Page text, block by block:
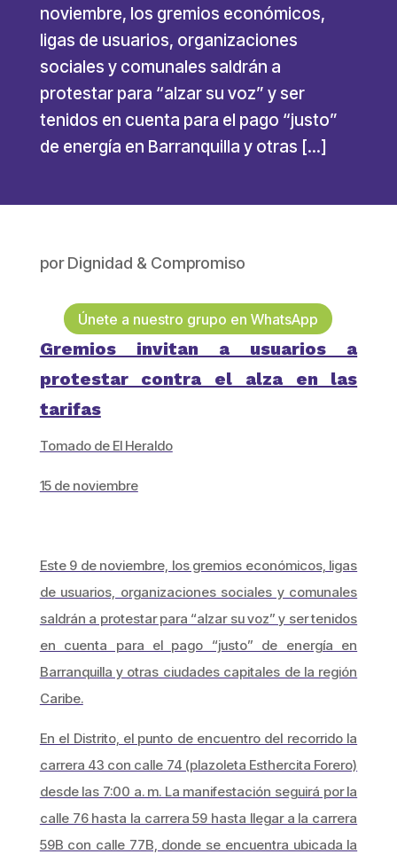
noviembre, los gremios económicos,
ligas de usuarios, organizaciones
sociales y comunales saldrán a
protestar para “alzar su voz” y ser
tenidos en cuenta para el pago “justo”
de energía en Barranquilla y otras […]
porDignidad & Compromiso
Únete a nuestro grupo en WhatsApp
Gremios invitan a usuarios a
protestar contra el alza en las
tarifas
Tomado de El Heraldo
15 de noviembre
Este 9 de noviembre, los gremios económicos, ligas
de usuarios, organizaciones sociales y comunales
saldrán a protestar para “alzar su voz” y ser tenidos
en cuenta para el pago “justo” de energía en
Barranquilla y otras ciudades capitales de la región
Caribe.
En el Distrito, el punto de encuentro del recorrido la
carrera 43 con calle 74 (plazoleta Esthercita Forero)
desde las 7:00 a. m. La manifestación seguirá por la
calle 76 hasta la carrera 59 hasta llegar a la carrera
59B con calle 77B, donde se encuentra ubicada la